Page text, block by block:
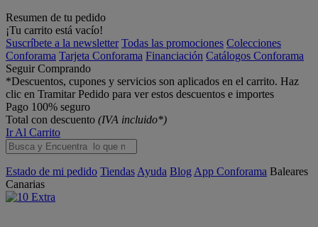
Resumen de tu pedido
¡Tu carrito está vacío!
Suscríbete a la newsletter Todas las promociones Colecciones
Conforama Tarjeta Conforama Financiación Catálogos Conforama
Seguir Comprando
*Descuentos, cupones y servicios son aplicados en el carrito. Haz
clic en Tramitar Pedido para ver estos descuentos e importes
Pago 100% seguro
Total con descuento (IVA incluido*)
Ir Al Carrito
Estado de mi pedido Tiendas Ayuda Blog App Conforama Baleares
Canarias